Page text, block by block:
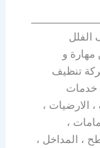
الفلل
مهارة و
تنظيف
خدمات
الارضيات ،
،
، المداخل ،